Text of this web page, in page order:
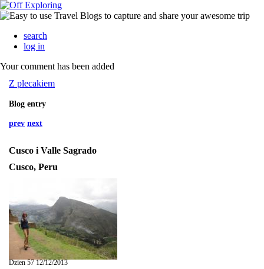
search
log in
Your comment has been added
Z plecakiem
Blog entry
prev next
Cusco i Valle Sagrado
Cusco, Peru
Dzien 57 12/12/2013